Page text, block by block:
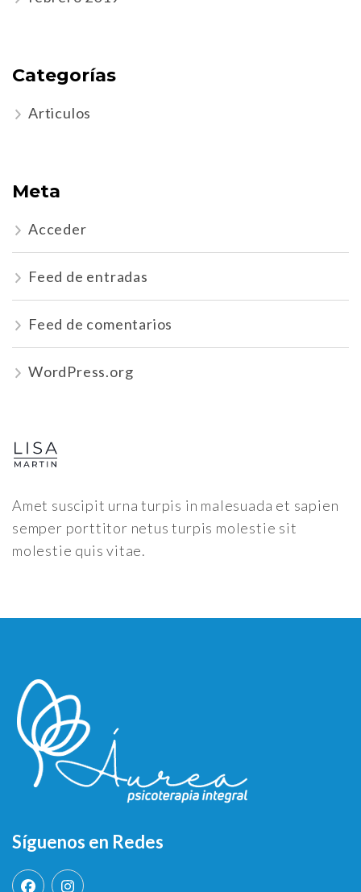
Categorías
Articulos
Meta
Acceder
Feed de entradas
Feed de comentarios
WordPress.org
Amet suscipit urna turpis in malesuada et sapien
semper porttitor netus turpis molestie sit
molestie quis vitae.
Síguenos en Redes